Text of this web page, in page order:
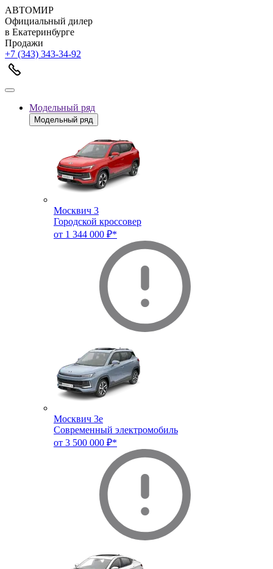
АВТОМИР
Официальный дилер
в Екатеринбурге
Продажи
+7 (343) 343-34-92
Модельный ряд
Модельный ряд
Москвич 3
Городской кроссовер
от 1 344 000 ₽*
Москвич 3e
Современный электромобиль
от 3 500 000 ₽*